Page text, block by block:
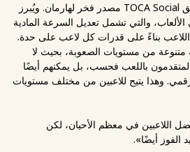
يعد الطابع الشامل في مرافق TOCA Social مصدر فخر لهارمان. ويُبرز
والتي تشمل تعديل السرعة المادية
اللاعب بناءً على قدرات كل لاعب على حدة.
متنوعة من مستويات الصعوبة، بحيث لا
المتقدمون باللعب فحسب، بل يمكنهم أيضًا
وهذا يتيح للاعبين من مختلف مستويات
اللاعبين في معظم الأحيان، لكن
الفوز أيضًا».